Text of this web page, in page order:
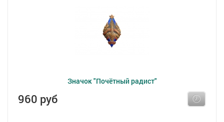
Значок "Почётный радист"
960 руб